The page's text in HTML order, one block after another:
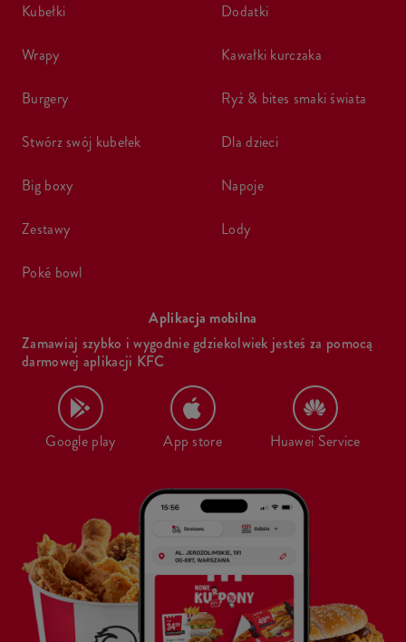
kubełki
wrapy
burgery
stwórz swój kubełek
big boxy
zestawy
poké bowl
dodatki
kawałki kurczaka
ryż & bites smaki świata
dla dzieci
napoje
lody
Aplikacja mobilna
Zamawiaj szybko i wygodnie gdziekolwiek jesteś za pomocą
darmowej aplikacji KFC
Google play App store Huawei Service